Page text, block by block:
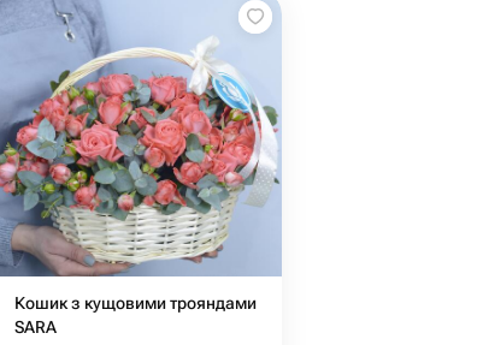
Кошик з кущовими трояндами
SARA